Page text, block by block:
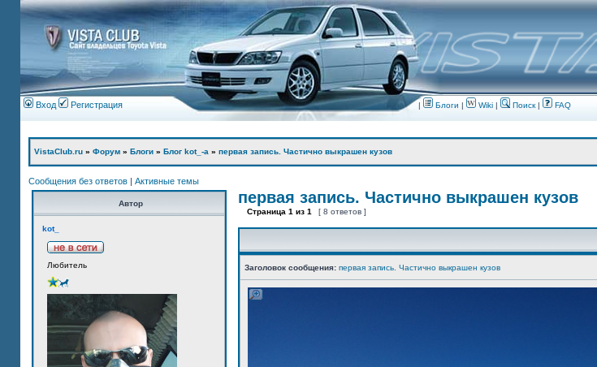
Вход Регистрация | Блоги | Wiki | Поиск| FAQ
VistaClub.ru » Форум » Блоги » Блог kot_-а » первая запись. Частично выкрашен кузов
Сообщения без ответов | Активные темы
Автор
kot_
Любитель
первая запись. Частично выкрашен кузов
Страница 1 из 1 [ 8 ответов ]
Заголовок сообщения: первая запись. Частично выкрашен кузов